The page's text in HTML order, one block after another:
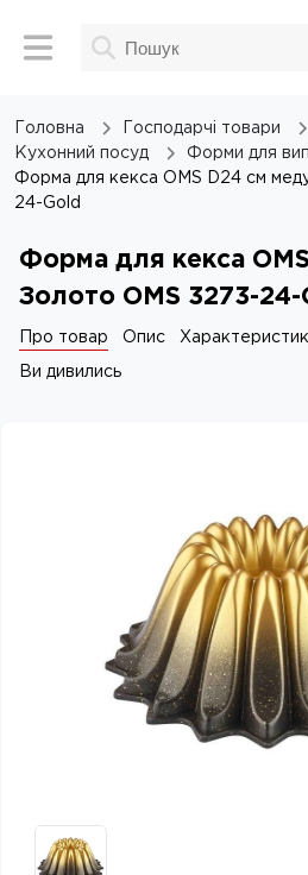
Головна Господарчі товари
Кухонний посуд
Форми для
Форма для кекса OMS D24 см
24-Gold
Форма для кекса
Золото OMS 3273-24-
Про товар Опис
Ви дивились